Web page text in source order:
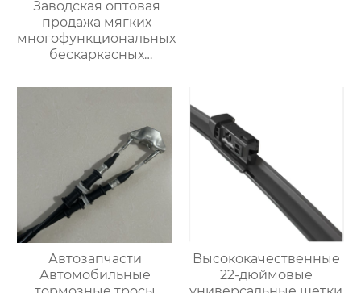
Заводская оптовая
продажа мягких
многофункциональных
бескаркасных
стеклоочистителей
дождя на ветровом
стекле
Автозапчасти
Автомобильные
Высококачественные
22-дюймовые